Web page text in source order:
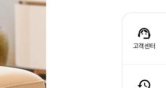
고객센터